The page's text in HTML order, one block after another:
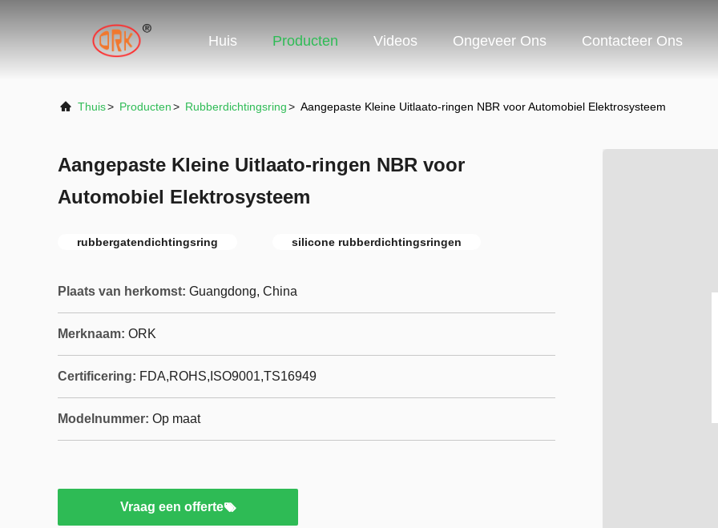
Huis Producten Videos Ongeveer Ons Contacteer Ons
Thuis> Producten> Rubberdichtingsring> Aangepaste Kleine Uitlaato-ringen NBR voor Automobiel Elektrosysteem
Aangepaste Kleine Uitlaato-ringen NBR voor
Automobiel Elektrosysteem
rubbergatendichtingsring silicone rubberdichtingsringen
Plaats van herkomst: Guangdong, China
Merknaam: ORK
Certificering: FDA,ROHS,ISO9001,TS16949
Modelnummer: Op maat
Vraag een offerte